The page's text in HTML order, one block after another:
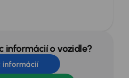
informácií o vozidle?
informácií